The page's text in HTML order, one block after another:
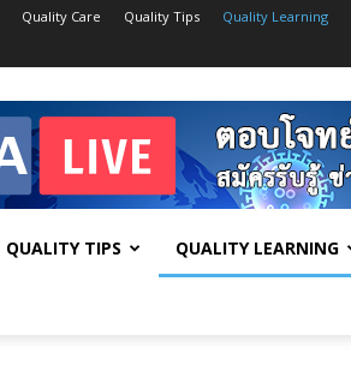
Quality Care Quality Tips Quality Learning
QUALITY TIPS QUALITY LEARNING